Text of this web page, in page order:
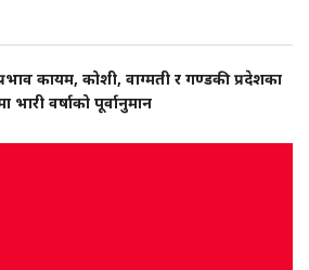
कायम, कोशी, वाग्मती र गण्डकी प्रदेशका
भारी वर्षाको पूर्वानुमान